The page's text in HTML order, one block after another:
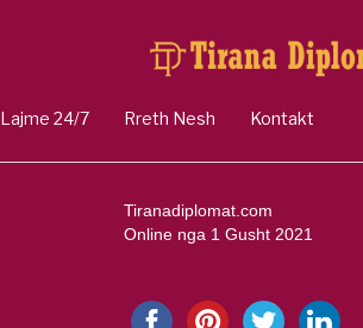
Lajme 24/7 Rreth Nesh Kontakt
Tiranadiplomat.com
Online nga 1 Gusht 2021